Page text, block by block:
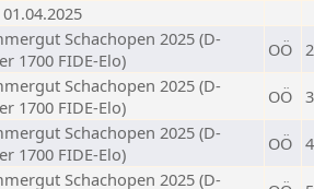
Schachopen 2025 (D-
1700 FIDE-Elo)
OÖ 2
Schachopen 2025 (D-
1700 FIDE-Elo)
OÖ 3
Schachopen 2025 (D-
1700 FIDE-Elo)
OÖ 4
Schachopen 2025 (D-